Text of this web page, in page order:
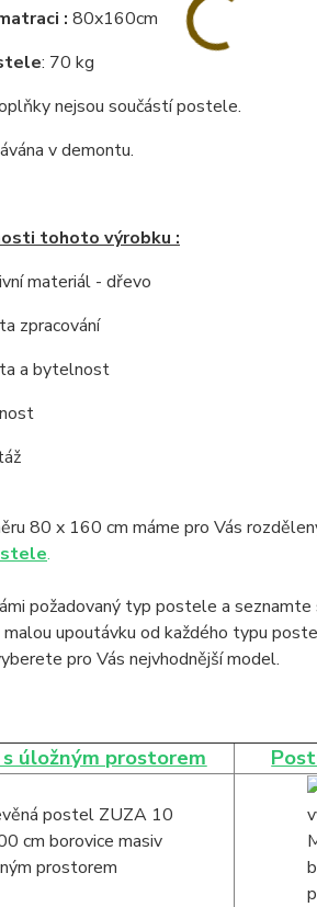
: 80x160cm
: 70 kg
nejsou součástí postele.
v demontu.
tohoto výrobku :
materiál - dřevo
zpracování
a bytelnost
80 x 160 cm máme pro Vás
.
požadovaný typ postele a
malou upoutávku od každého typu
pro Vás nejvhodnější model.
úložným prostorem